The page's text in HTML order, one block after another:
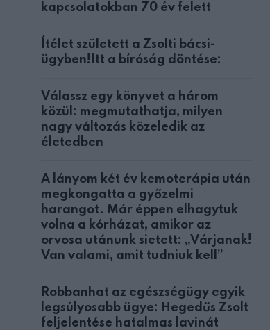
kapcsolatokban 70 év felett
Ítélet született a Zsolti bácsi-
ügyben!Itt a bíróság döntése:
Válassz egy könyvet a három
közül: megmutathatja, milyen
nagy változás közeledik az
életedben
A lányom két év kemoterápia után
megkongatta a győzelmi
harangot. Már éppen elhagytuk
volna a kórházat, amikor az
orvosa utánunk sietett: „Várjanak!
Van valami, amit tudniuk kell”
Robbanhat az egészségügy egyik
legsúlyosabb ügye: Hegedűs Zsolt
feljelentése hatalmas lavinát